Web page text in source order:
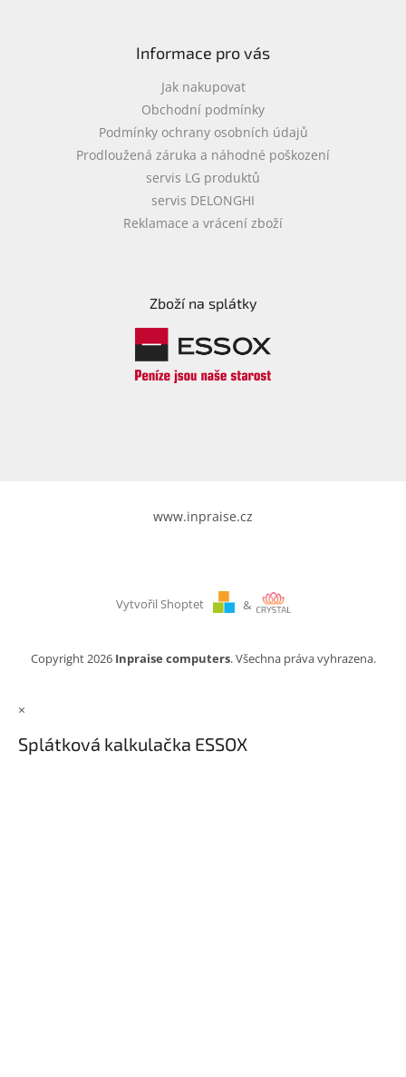
Informace pro vás
Jak nakupovat
Obchodní podmínky
Podmínky ochrany osobních údajů
Prodloužená záruka a náhodné poškození
servis LG produktů
servis DELONGHI
Reklamace a vrácení zboží
Zboží na splátky
www.inpraise.cz
Vytvořil Shoptet &
Copyright 2026 Inpraise computers. Všechna práva vyhrazena.
×
Splátková kalkulačka ESSOX